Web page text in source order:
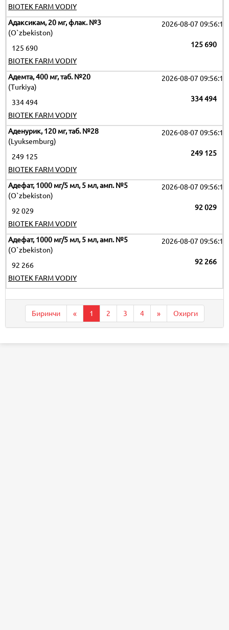
BIOTEK FARM VODIY
Адаксикам, 20 мг, флак. №3
(O`zbekiston)
2026-08-07 09:56:12
125 690
125 690
BIOTEK FARM VODIY
Адемта, 400 мг, таб. №20
(Turkiya)
2026-08-07 09:56:12
334 494
334 494
BIOTEK FARM VODIY
Аденурик, 120 мг, таб. №28
(Lyuksemburg)
2026-08-07 09:56:12
249 125
249 125
BIOTEK FARM VODIY
Адефат, 1000 мг/5 мл, 5 мл, амп. №5
(O`zbekiston)
2026-08-07 09:56:12
92 029
92 029
BIOTEK FARM VODIY
Адефат, 1000 мг/5 мл, 5 мл, амп. №5
(O`zbekiston)
2026-08-07 09:56:12
92 266
92 266
BIOTEK FARM VODIY
Биринчи « 1 2 3 4 » Охирги